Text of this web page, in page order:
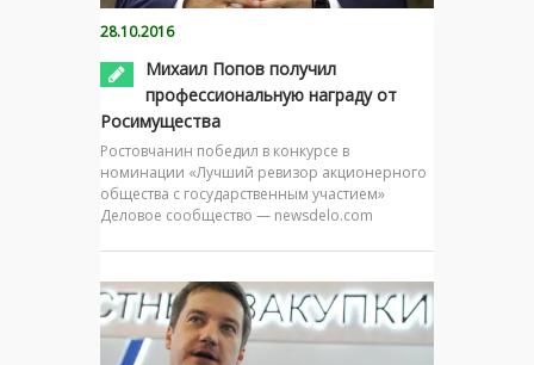
28.10.2016
Михаил Попов получил
профессиональную награду от
Росимущества
Ростовчанин победил в конкурсе в
номинации «Лучший ревизор акционерного
общества с государственным участием»
Деловое сообщество — newsdelo.com